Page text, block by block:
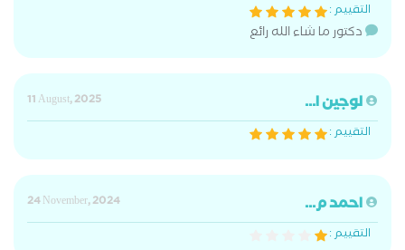
التقييم :
دكتور ما شاء الله رائع
لوجين ا...
11 August, 2025
التقييم :
احمد م...
24 November, 2024
التقييم :